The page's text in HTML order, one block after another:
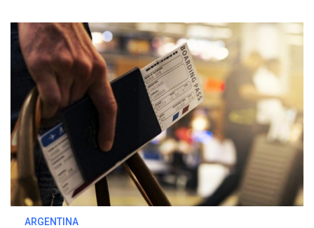
ARGENTINA